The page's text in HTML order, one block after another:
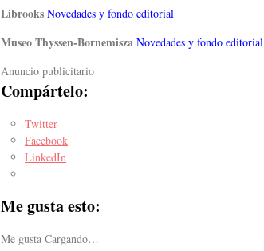
Librooks Novedades y fondo editorial
Museo Thyssen-Bornemisza Novedades y fondo editorial
Anuncio publicitario
Compártelo:
Twitter
Facebook
LinkedIn
Me gusta esto:
Me gusta Cargando…